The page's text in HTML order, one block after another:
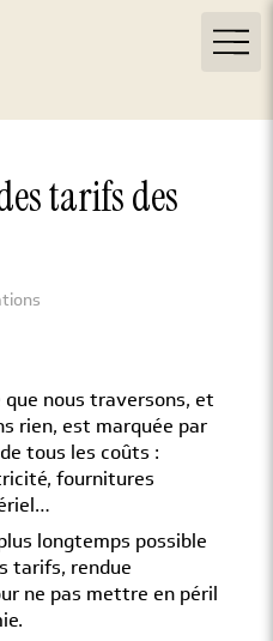
tarifs des
nous traversons, et
rien, est marquée par
tous les coûts :
fournitures
longtemps possible
tarifs, rendue
ne pas mettre en péril